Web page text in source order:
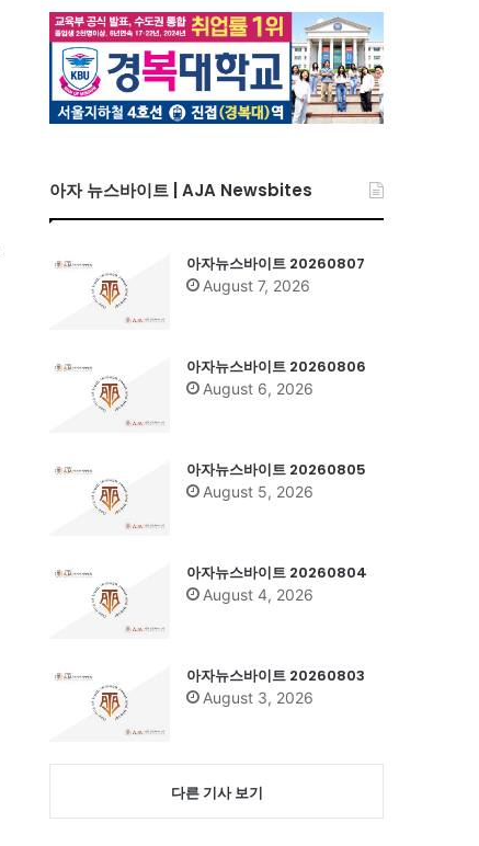
아자 뉴스바이트 | AJA Newsbites
아자뉴스바이트 20260807
August 7, 2026
아자뉴스바이트 20260806
August 6, 2026
아자뉴스바이트 20260805
August 5, 2026
아자뉴스바이트 20260804
August 4, 2026
아자뉴스바이트 20260803
August 3, 2026
다른 기사 보기